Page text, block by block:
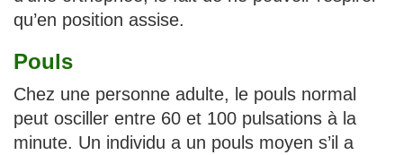
qu’en position assise.
Pouls
Chez une personne adulte, le pouls normal
peut osciller entre 60 et 100 pulsations à la
minute. Un individu a un pouls moyen s’il a